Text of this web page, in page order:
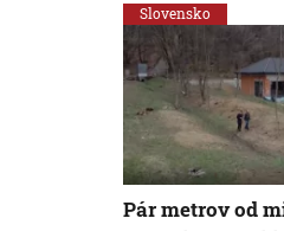
Slovensko
Pár metrov od